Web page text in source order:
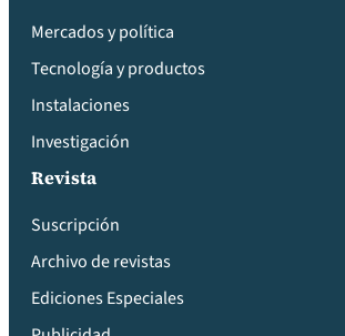
Mercados y política
Tecnología y productos
Instalaciones
Investigación
Revista
Suscripción
Archivo de revistas
Ediciones Especiales